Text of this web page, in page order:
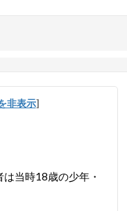
非表示]
当時18歳の少年・